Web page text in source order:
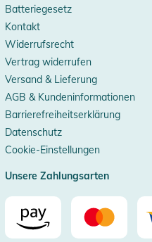
Batteriegesetz
Kontakt
Widerrufsrecht
Vertrag widerrufen
Versand & Lieferung
AGB & Kundeninformationen
Barrierefreiheitserklärung
Datenschutz
Cookie-Einstellungen
Unsere Zahlungsarten